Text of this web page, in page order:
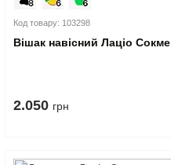
Код товару: 103298
Вішак навісний Лаціо Сокме
2.050 грн